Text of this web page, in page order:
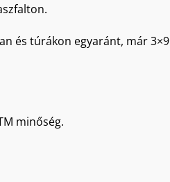
és túrákon egyaránt, már 3×9
minőség.